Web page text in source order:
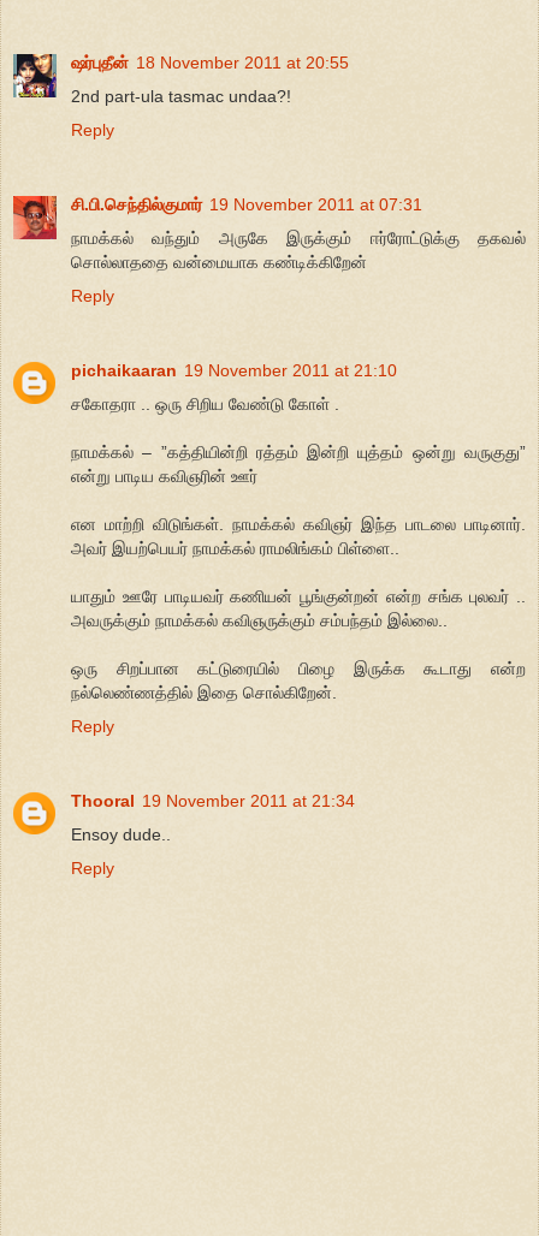
ஷர்புதீன் 18 November 2011 at 20:55
2nd part-ula tasmac undaa?!
Reply
சி.பி.செந்தில்குமார் 19 November 2011 at 07:31
நாமக்கல் வந்தும் அருகே இருக்கும் ஈர்ரோட்டுக்கு தகவல்
சொல்லாததை வன்மையாக கண்டிக்கிறேன்
Reply
pichaikaaran 19 November 2011 at 21:10
சகோதரா .. ஒரு சிறிய வேண்டு கோள் .
நாமக்கல் – ”கத்தியின்றி ரத்தம் இன்றி யுத்தம் ஒன்று வருகுது”
என்று பாடிய கவிஞரின் ஊர்
என மாற்றி விடுங்கள். நாமக்கல் கவிஞர் இந்த பாடலை பாடினார்.
அவர் இயற்பெயர் நாமக்கல் ராமலிங்கம் பிள்ளை..
யாதும் ஊரே பாடியவர் கணியன் பூங்குன்றன் என்ற சங்க புலவர் ..
அவருக்கும் நாமக்கல் கவிஞருக்கும் சம்பந்தம் இல்லை..
ஒரு சிறப்பான கட்டுரையில் பிழை இருக்க கூடாது என்ற
நல்லெண்ணத்தில் இதை சொல்கிறேன்.
Reply
Thooral 19 November 2011 at 21:34
Ensoy dude..
Reply